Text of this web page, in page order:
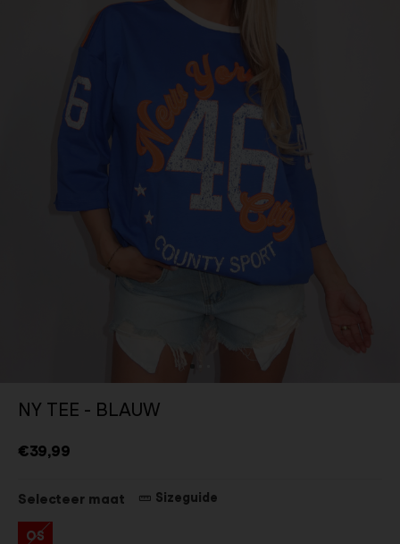
NY TEE - BLAUW
€39,99
Selecteer maat Sizeguide
OS